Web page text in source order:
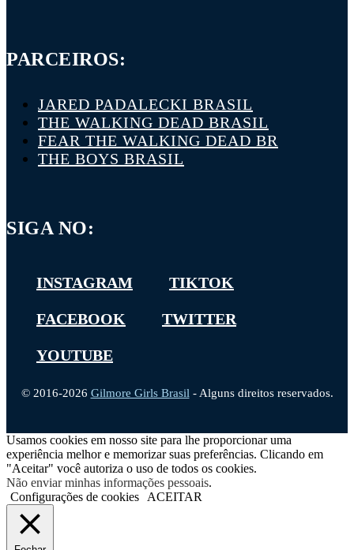
PARCEIROS:
JARED PADALECKI BRASIL
THE WALKING DEAD BRASIL
FEAR THE WALKING DEAD BR
THE BOYS BRASIL
SIGA NO:
INSTAGRAM TIKTOK
FACEBOOK TWITTER
YOUTUBE
© 2016-2026 Gilmore Girls Brasil- Alguns direitos reservados.
Usamos cookies em nosso site para lhe proporcionar uma
experiência melhor e memorizar suas preferências. Clicando em
"Aceitar" você autoriza o uso de todos os cookies.
Não enviar minhas informações pessoais.
Configurações de cookies ACEITAR